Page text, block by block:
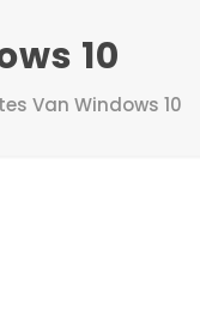
10
Van Windows 10